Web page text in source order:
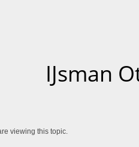
IJsman
viewing this topic.